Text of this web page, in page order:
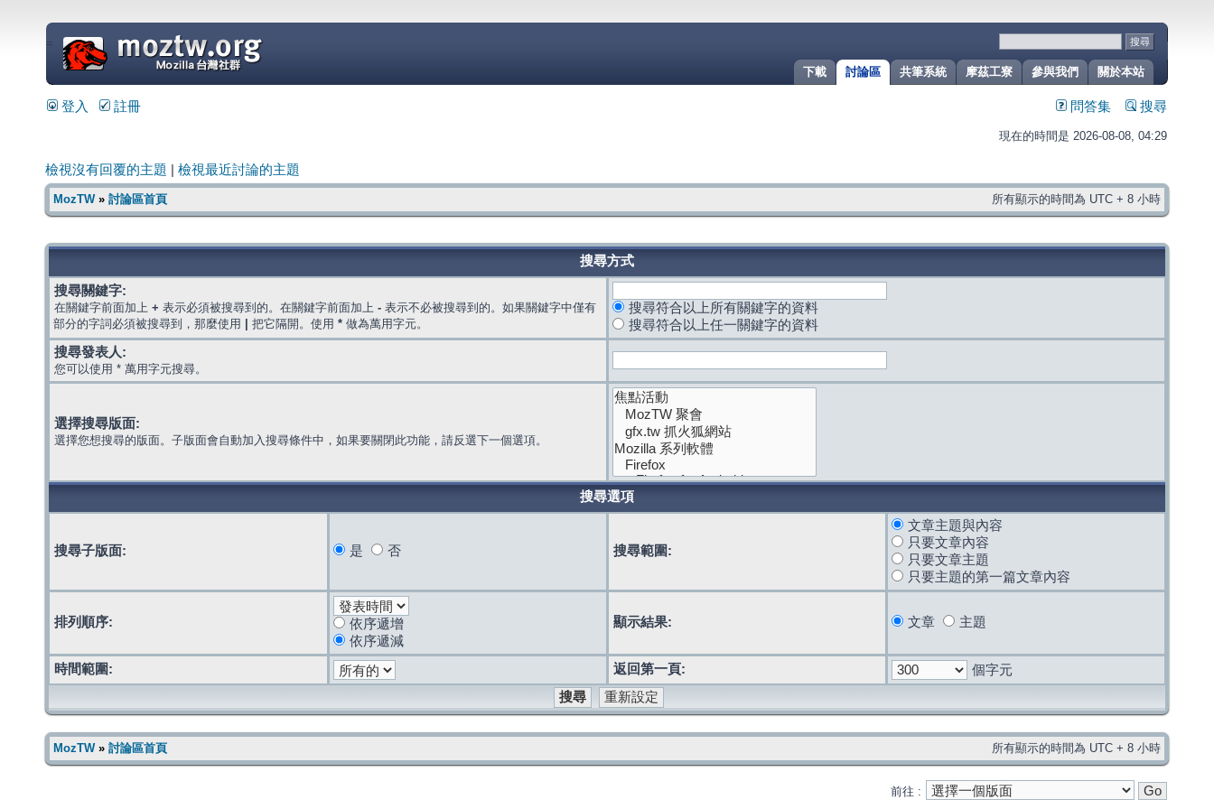
關於本站
參與我們
摩茲工寮
共筆系統
討論區
下載
=
登入 註冊 問答集 搜尋
現在的時間是 2026-08-08, 04:29
檢視沒有回覆的主題 檢視最近討論的主題
MozTW» 討論區首頁 所有顯示的時間為 UTC + 8 小時
搜尋方式
搜尋關鍵字:
在關鍵字前面加上 + 表示必須被搜尋到的。在關鍵字前面加上 - 表示不必被搜尋到的。如果關鍵字中僅有
部分的字詞必須被搜尋到，那麼使用
把它隔開。使用 * 做為萬用字元。
搜尋符合以上所有關鍵字的資料
搜尋符合以上任一關鍵字的資料
搜尋發表人:
您可以使用 * 萬用字元搜尋。
選擇搜尋版面:
選擇您想搜尋的版面。子版面會自動加入搜尋條件中，如果要關閉此功能，請反選下一個選項。
搜尋選項
搜尋子版面: 是 否 搜尋範圍:
文章主題與內容
只要文章內容
只要文章主題
只要主題的第一篇文章內容
排列順序:
依序遞增
依序遞減
顯示結果: 文章 主題
時間範圍: 返回第一頁: 個字元
MozTW» 討論區首頁 所有顯示的時間為 UTC + 8 小時
前往 :